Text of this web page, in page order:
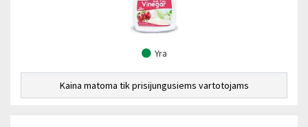
Yra
Kaina matoma tik prisijungusiems vartotojams